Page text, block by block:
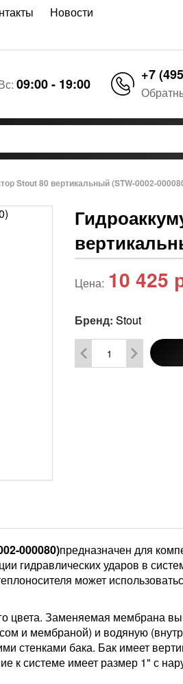
Новости
09:00 - 19:00
+7
Stout 80 вертикальный (STW-0002-
Цена: 10 425
Бренд: Stout
000080)предназначен для
гидравлических ударов в
может
цвета. Заменяемая мембрана
и мембраной) и водяную
стенками бака. Бак имеет
к системе имеет размер 1" с